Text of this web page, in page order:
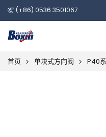
(+86) 0536 3501067
首页 单块式方向阀 P40